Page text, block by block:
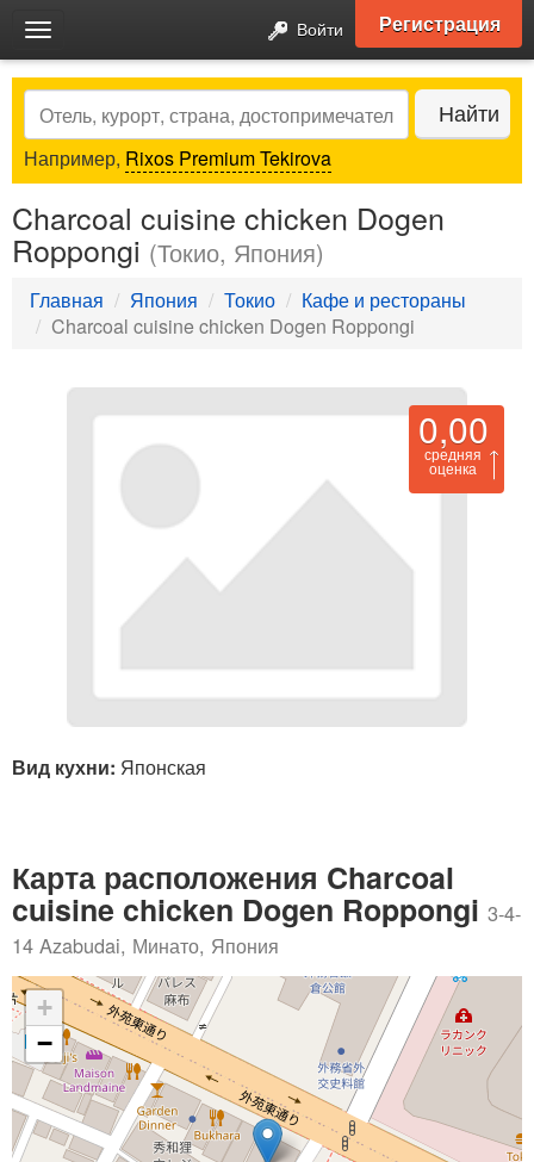
Toggle
navigation
Войти Регистрация
Search Найти
Например, Rixos Premium Tekirova
Charcoal cuisine chicken Dogen
Roppongi (Токио, Япония)
Главная Япония Токио
Кафе и рестораны
Charcoal cuisine chicken Dogen Roppongi
0,00
средняя
оценка
Вид кухни: Японская
Карта расположения Charcoal
cuisine chicken Dogen Roppongi 3-4-
14 Azabudai, Минато, Япония
+
−